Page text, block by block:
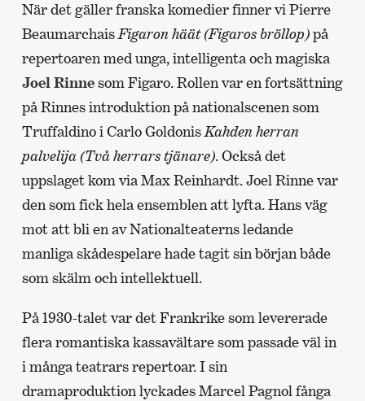
När det gäller franska komedier finner vi Pierre
Beaumarchais Figaron häät (Figaros bröllop)på
repertoaren med unga, intelligenta och magiska
Joel Rinnesom Figaro. Rollen var en fortsättning
på Rinnes introduktion på nationalscenen som
Truffaldino i Carlo Goldonis Kahden herran
palvelija (Två herrars tjänare). Också det
uppslaget kom via Max Reinhardt. Joel Rinne var
den som fick hela ensemblen att lyfta. Hans väg
mot att bli en av Nationalteaterns ledande
manliga skådespelare hade tagit sin början både
som skälm och intellektuell.
På 1930-talet var det Frankrike som levererade
flera romantiska kassavältare som passade väl in
i många teatrars repertoar. I sin
dramaproduktion lyckades Marcel Pagnol fånga